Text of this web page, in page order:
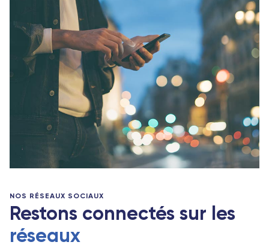
NOS RÉSEAUX SOCIAUX
Restons connectés sur les
réseaux